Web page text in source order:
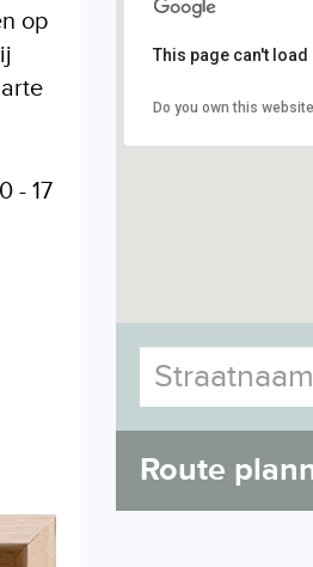
op
- 17
This page can't
Do you own this
Route